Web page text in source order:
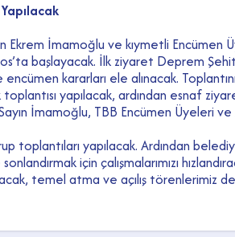
Ekrem İmamoğlu ve kıymetli
başlayacak. İlk ziyaret Deprem
kararları ele alınacak.
toplantısı yapılacak, ardından
İmamoğlu, TBB Encümen Üyeleri
toplantıları yapılacak. Ardından
için çalışmalarımızı
temel atma ve açılış törenlerimiz